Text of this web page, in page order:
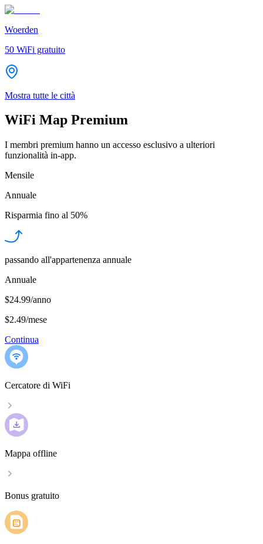
Woerden
50 WiFi gratuito
Mostra tutte le città
WiFi Map Premium
I membri premium hanno un accesso esclusivo a ulteriori
funzionalità in-app.
Mensile
Annuale
Risparmia fino al 50%
passando all'appartenenza annuale
Annuale
$24.99/anno
$2.49/mese
Continua
Cercatore di WiFi
Mappa offline
Bonus gratuito